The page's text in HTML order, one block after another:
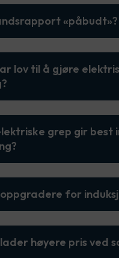
«påbudt»?
lov til å gjøre
grep gir best
for
høyere pris ved